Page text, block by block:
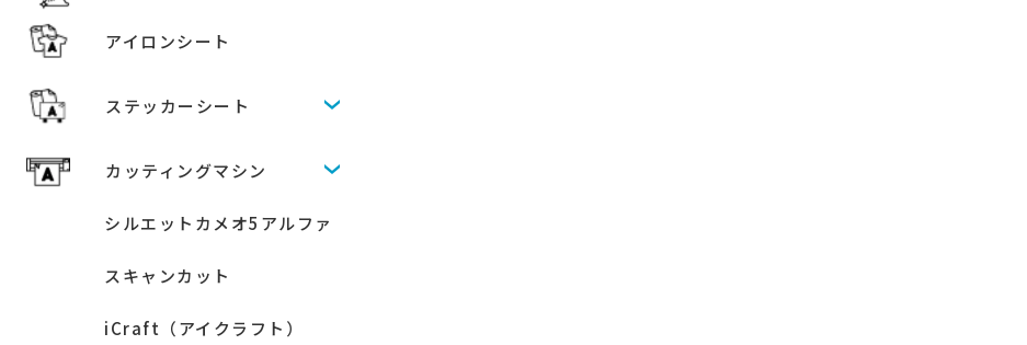
アイロンシート
ステッカーシート
カッティングマシン
シルエットカメオ5アルファ
スキャンカット
iCraft（アイクラフト）